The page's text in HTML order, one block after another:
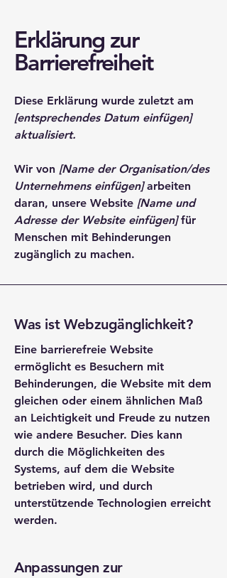
Erklärung zur
Barrierefreiheit
Diese Erklärung wurde zuletzt am
[entsprechendes Datum einfügen]
aktualisiert.
Wir von [Name der Organisation/des
Unternehmens einfügen]arbeiten
daran, unsere Website [Name und
Adresse der Website einfügen]für
Menschen mit Behinderungen
zugänglich zu machen.
Was ist Webzugänglichkeit?
Eine barrierefreie Website
ermöglicht es Besuchern mit
Behinderungen, die Website mit dem
gleichen oder einem ähnlichen Maß
an Leichtigkeit und Freude zu nutzen
wie andere Besucher. Dies kann
durch die Möglichkeiten des
Systems, auf dem die Website
betrieben wird, und durch
unterstützende Technologien erreicht
werden.
Anpassungen zur